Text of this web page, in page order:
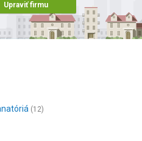
Upraviť firmu
(12)